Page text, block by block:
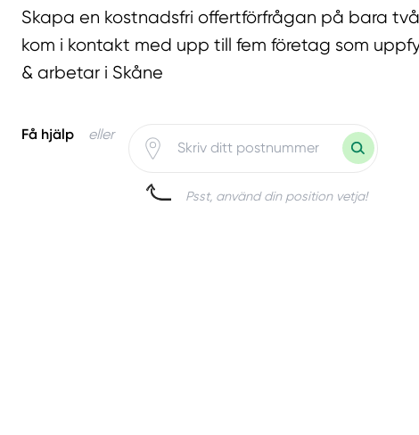
Skapa en kostnadsfri offertförfrågan på bara
kom i kontakt med upp till fem företag som
& arbetar i Skåne
Få hjälp eller
Psst, använd din position vetja!